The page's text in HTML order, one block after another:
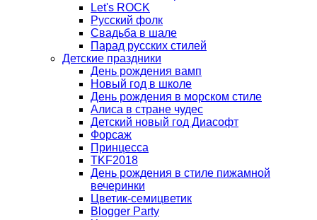
Let's ROCK
Русский фолк
Свадьба в шале
Парад русских стилей
Детские праздники
День рождения вамп
Новый год в школе
День рождения в морском стиле
Алиса в стране чудес
Детский новый год Диасофт
Форсаж
Принцесса
TKF2018
День рождения в стиле пижамной
вечеринки
Цветик-семицветик
Blogger Party